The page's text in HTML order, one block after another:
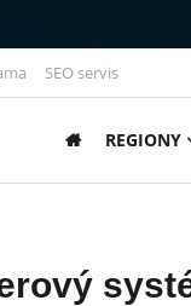
SEO servis
REGIONY